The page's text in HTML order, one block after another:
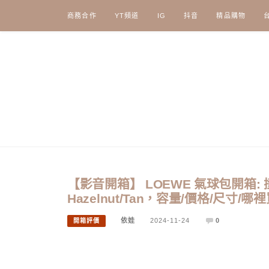
content
商務合作 YT頻道 IG 抖音 精品購物
【影音開箱】 LOEWE 氣球包開
Hazelnut/Tan，容量/價格/尺寸/哪
開箱評價 依娃 2024-11-24 0